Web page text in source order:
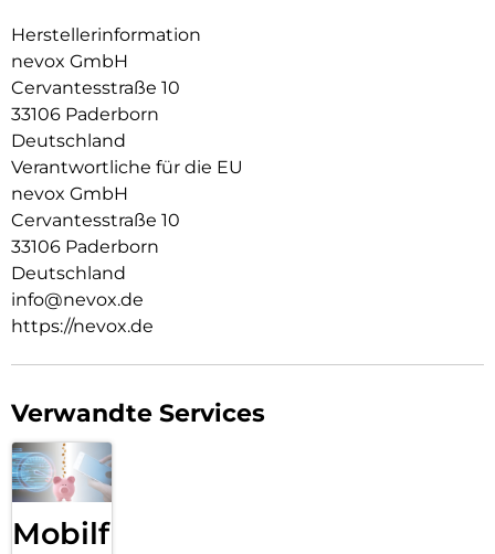
verwendet, dadurch wird ein zerkratzen des Smartphones
verhindert.
Die Anschlüsse, Knöpfe und Kamera bleiben voll zugänglich.
Hochwertiges Schmutzabweisendes Silikon Material.
Herstellerinformation
nevox GmbH
Cervantesstraße 10
33106 Paderborn
Deutschland
Verantwortliche für die EU
nevox GmbH
Cervantesstraße 10
33106 Paderborn
Deutschland
info@nevox.de
https://nevox.de
Verwandte Services
Mobilfunk